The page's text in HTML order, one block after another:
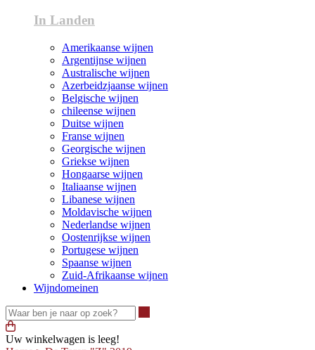
In Landen
Amerikaanse wijnen
Argentijnse wijnen
Australische wijnen
Azerbeidzjaanse wijnen
Belgische wijnen
chileense wijnen
Duitse wijnen
Franse wijnen
Georgische wijnen
Griekse wijnen
Hongaarse wijnen
Italiaanse wijnen
Libanese wijnen
Moldavische wijnen
Nederlandse wijnen
Oostenrijkse wijnen
Portugese wijnen
Spaanse wijnen
Zuid-Afrikaanse wijnen
Wijndomeinen
Uw winkelwagen is leeg!